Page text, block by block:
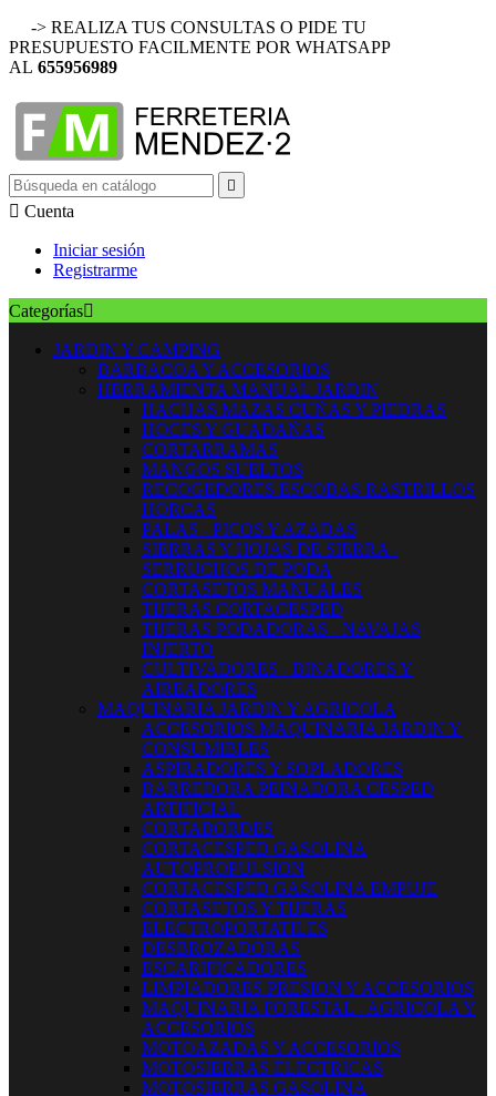
-> REALIZA TUS CONSULTAS O PIDE TU
PRESUPUESTO FACILMENTE POR WHATSAPP
AL 655956989

 Cuenta
Iniciar sesión
Registrarme
Categorías
JARDIN Y CAMPING
BARBACOA Y ACCESORIOS
HERRAMIENTA MANUAL JARDIN
HACHAS MAZAS CUÑAS Y PIEDRAS
HOCES Y GUADAÑAS
CORTARRAMAS
MANGOS SUELTOS
RECOGEDORES ESCOBAS RASTRILLOS
HORCAS
PALAS - PICOS Y AZADAS
SIERRAS Y HOJAS DE SIERRA -
SERRUCHOS DE PODA
CORTASETOS MANUALES
TIJERAS CORTACESPED
TIJERAS PODADORAS - NAVAJAS
INJERTO
CULTIVADORES - BINADORES Y
AIREADORES
MAQUINARIA JARDIN Y AGRICOLA
ACCESORIOS MAQUINARIA JARDIN Y
CONSUMIBLES
ASPIRADORES Y SOPLADORES
BARREDORA PEINADORA CESPED
ARTIFICIAL
CORTABORDES
CORTACESPED GASOLINA
AUTOPROPULSION
CORTACESPED GASOLINA EMPUJE
CORTASETOS Y TIJERAS
ELECTROPORTATILES
DESBROZADORAS
ESCARIFICADORES
LIMPIADORES PRESION Y ACCESORIOS
MAQUINARIA FORESTAL - AGRICOLA Y
ACCESORIOS
MOTOAZADAS Y ACCESORIOS
MOTOSIERRAS ELECTRICAS
MOTOSIERRAS GASOLINA